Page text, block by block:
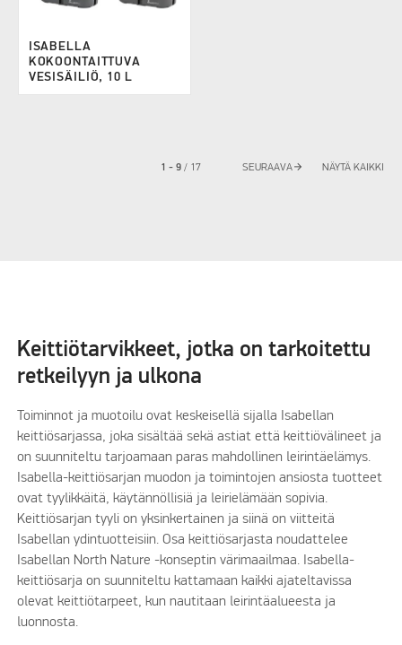
ISABELLA
KOKOONTAITTUVA
VESISÄILIÖ, 10 L
1 - 9 / 17 SEURAAVAarrow_forward NÄYTÄ KAIKKI
Keittiötarvikkeet, jotka on tarkoitettu
retkeilyyn ja ulkona
Toiminnot ja muotoilu ovat keskeisellä sijalla Isabellan
keittiösarjassa, joka sisältää sekä astiat että keittiövälineet ja
on suunniteltu tarjoamaan paras mahdollinen leirintäelämys.
Isabella-keittiösarjan muodon ja toimintojen ansiosta tuotteet
ovat tyylikkäitä, käytännöllisiä ja leirielämään sopivia.
Keittiösarjan tyyli on yksinkertainen ja siinä on viitteitä
Isabellan ydintuotteisiin. Osa keittiösarjasta noudattelee
Isabellan North Nature -konseptin värimaailmaa. Isabella-
keittiösarja on suunniteltu kattamaan kaikki ajateltavissa
olevat keittiötarpeet, kun nautitaan leirintäalueesta ja
luonnosta.